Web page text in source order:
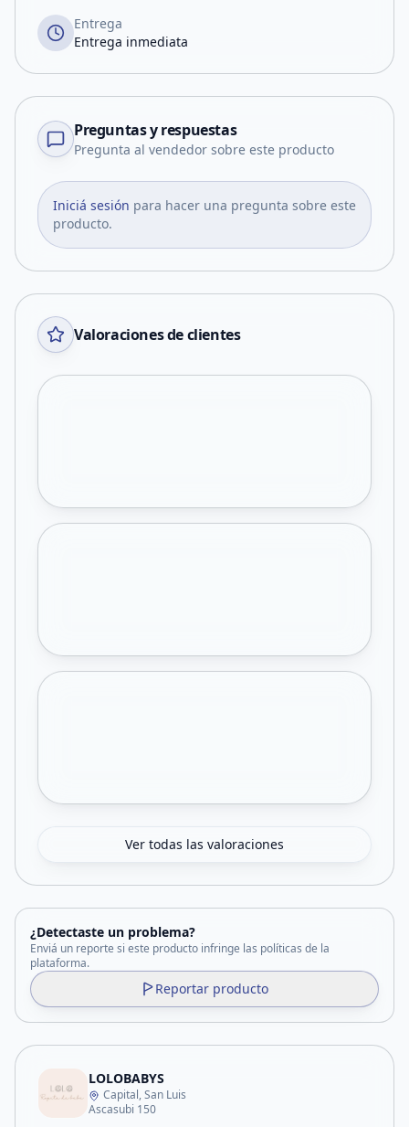
Entrega
Entrega inmediata
Preguntas y respuestas
Pregunta al vendedor sobre este producto
Iniciá sesión para hacer una pregunta sobre este
producto.
Valoraciones de clientes
Ver todas las valoraciones
¿Detectaste un problema?
Enviá un reporte si este producto infringe las políticas de la
plataforma.
Reportar producto
LOLOBABYS
Capital, San Luis
Ascasubi 150